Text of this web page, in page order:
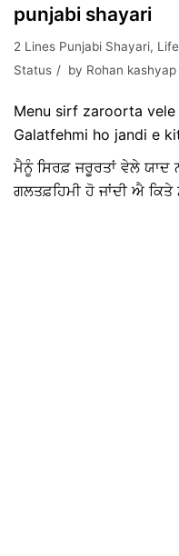
punjabi shayari
2 Lines Punjabi Shayari,
Status
by Rohan kashyap
Menu sirf zaroorta
Galatfehmi ho jandi e
ਮੈਨੂੰ ਸਿਰਫ਼ ਜਰੂਰਤਾਂ ਵੇਲੇ ਯਾਦ
ਗਲਤਫ਼ਹਿਮੀ ਹੋ ਜਾਂਦੀ ਐ ਕਿਤੇ